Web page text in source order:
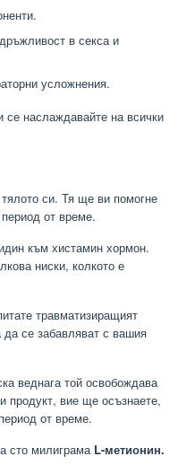
в секса и
усложнения.
наслаждавайте на всички
си. Тя ще ви помогне
от време.
към хистамин хормон.
ниски, колкото е
травматизиращият
се забавляват с вашия
веднага той освобождава
продукт, вие ще осъзнаете,
от време.
сто милиграма L-метионин.